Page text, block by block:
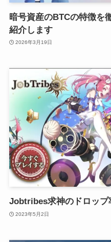
暗号資産のBTCの特徴を
紹介します
2026年3月19日
Jobtribes求神のドロップ
2023年5月2日